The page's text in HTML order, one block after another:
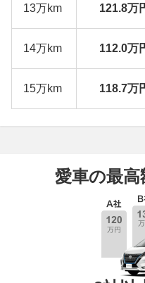
13万km 121.8万
14万km 112.0万
15万km 118.7万
愛車の最高